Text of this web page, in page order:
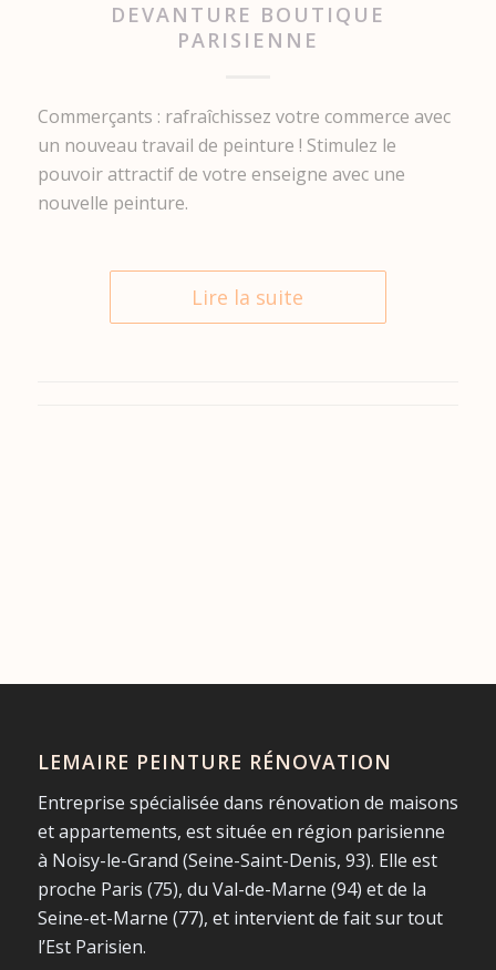
DEVANTURE BOUTIQUE
PARISIENNE
Commerçants : rafraîchissez votre commerce avec
un nouveau travail de peinture ! Stimulez le
pouvoir attractif de votre enseigne avec une
nouvelle peinture.
Lire la suite
LEMAIRE PEINTURE RÉNOVATION
Entreprise spécialisée dans rénovation de maisons
et appartements, est située en région parisienne
à Noisy-le-Grand (Seine-Saint-Denis, 93). Elle est
proche Paris (75), du Val-de-Marne (94) et de la
Seine-et-Marne (77), et intervient de fait sur tout
l’Est Parisien.